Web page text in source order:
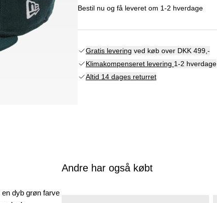
Bestil nu og få leveret om 1-2 hverdage
Gratis levering ved køb over DKK 499,-
Klimakompenseret levering 1-2 hverdage
Altid 14 dages returret
dyb grøn farve
Andre har også købt